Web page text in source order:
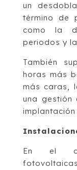
un
término de
como la
periodos y
También
horas más
más caras,
una gestión
En el